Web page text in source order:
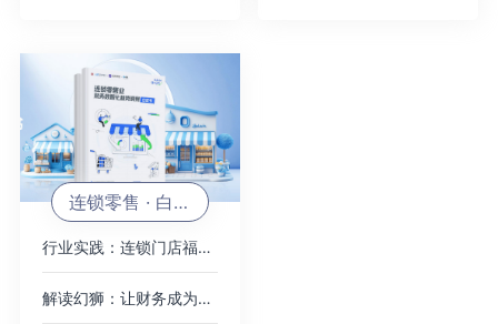
连锁零售 · 白皮书
行业实践：连锁门店福音！员工宿舍合同管理解决方案
解读幻狮：让财务成为助力企业发展的重要引擎